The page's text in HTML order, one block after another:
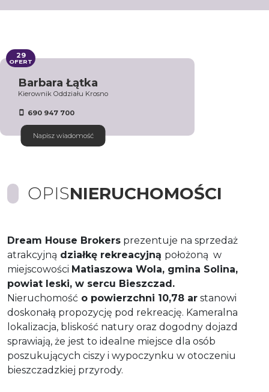
Barbara Łątka
Kierownik Oddziału Krosno
690 947 700
Napisz wiadomość
29
OFERT
OPISNIERUCHOMOŚCI
Dream House Brokers prezentuje na sprzedaż
atrakcyjną działkę rekreacyjną położoną w
miejscowości Matiaszowa Wola, gmina Solina,
powiat leski, w sercu Bieszczad.
Nieruchomość o powierzchni 10,78 ar stanowi
doskonałą propozycję pod rekreację. Kameralna
lokalizacja, bliskość natury oraz dogodny dojazd
sprawiają, że jest to idealne miejsce dla osób
poszukujących ciszy i wypoczynku w otoczeniu
bieszczadzkiej przyrody.